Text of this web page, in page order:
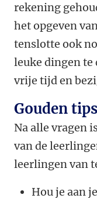
rekening
het opgeven
tenslotte ook
leuke dingen te
vrije tijd en
Gouden tips
Na alle vragen
van de
leerlingen van
Hou je aan